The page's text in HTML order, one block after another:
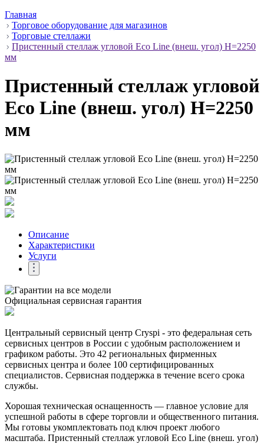
Главная
Торговое оборудование для магазинов
Торговые стеллажи
Пристенный стеллаж угловой Eco Line (внеш. угол) H=2250
мм
Пристенный стеллаж угловой
Eco Line (внеш. угол) H=2250
мм
Описание
Характеристики
Услуги
Официальная сервисная гарантия
Центральный сервисный центр Cryspi - это федеральная сеть
сервисных центров в России с удобным расположением и
графиком работы. Это 42 региональных фирменных
сервисных центра и более 100 сертифицированных
специалистов. Сервисная поддержка в течение всего срока
службы.
Хорошая техническая оснащенность — главное условие для
успешной работы в сфере торговли и общественного питания.
Мы готовы укомплектовать под ключ проект любого
масштаба. Пристенный стеллаж угловой Eco Line (внеш. угол)